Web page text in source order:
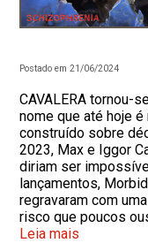
Postado em 21/06/2024
CAVALERA tornou-
nome que até hoje
construído sobre
2023, Max e Iggor
diriam ser
lançamentos,
regravaram com
risco que poucos
Leia mais